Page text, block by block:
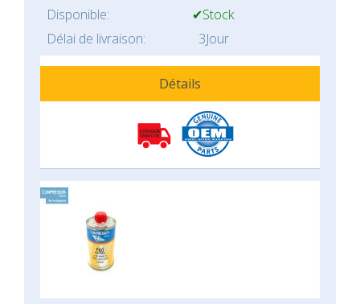
Disponible:
✔Stock
Délai de livraison:
3Jour
Détails